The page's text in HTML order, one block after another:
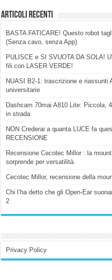
Articoli Recenti
BASTA FATICARE! Questo robot
(Senza cavo, senza App)
PULISCE e SI SVUOTA DA SOLA!
fili con LASER VERDE!
NUASI B2-1: trascrizione e riassunti
universitarie
Dashcam 70mai A810 Lite: Piccola,
in strada
NON Crederai a quanta LUCE fa
RECENSIONE
Recensione Cecotec Millor : la
sorprende per versatilità.
Cecotec Millor, recensione della
Chi l’ha detto che gli Open-Ear
2
Privacy Policy